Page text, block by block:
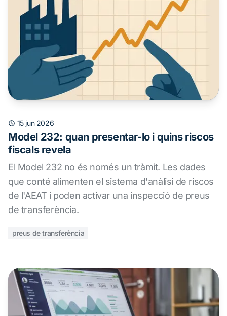
15 jun 2026
Model 232: quan presentar-lo i quins riscos
fiscals revela
El Model 232 no és només un tràmit. Les dades
que conté alimenten el sistema d'anàlisi de riscos
de l'AEAT i poden activar una inspecció de preus
de transferència.
preus de transferència